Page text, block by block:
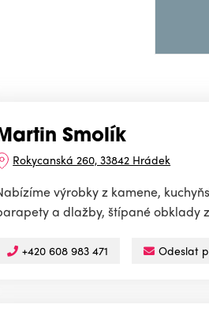
Smolík
Rokycanská 260, 33842 Hrádek
výrobky z kamene,
a dlažby, štípané obklady
+420 608 983 471 Odeslat